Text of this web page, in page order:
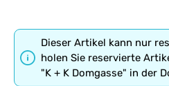
Dieser Artikel kann nur
holen Sie reservierte
"K + K Domgasse" in der